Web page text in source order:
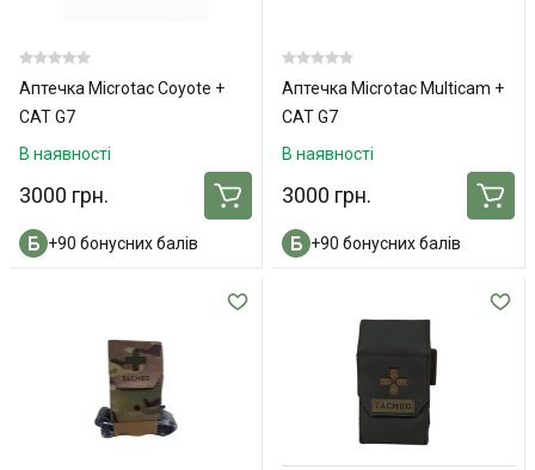
Аптечка Microtac Coyote +
СAT G7
В наявності
3000 грн.
+90 бонусних балів
Аптечка Microtac Multicam +
СAT G7
В наявності
3000 грн.
+90 бонусних балів